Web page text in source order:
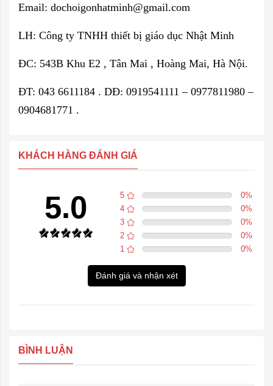
Email: dochoigonhatminh@gmail.com
LH: Công ty TNHH thiết bị giáo dục Nhật Minh
ĐC: 543B Khu E2 , Tân Mai , Hoàng Mai, Hà Nội.
ĐT: 043 6611184 . DĐ: 0919541111 – 0977811980 –
0904681771 .
KHÁCH HÀNG ĐÁNH GIÁ
5.0 5 0%
4
0%
3
0%
2
0%
1
0%
Đánh giá và nhận xét
BÌNH LUẬN